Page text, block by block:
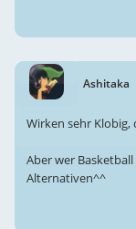
Ashitaka
Wirken sehr
Aber wer
Alternativen^^